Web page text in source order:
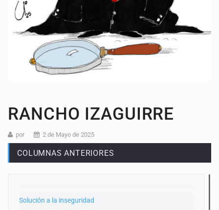
RANCHO IZAGUIRRE
por 2 de Mayo de 2025
COLUMNAS ANTERIORES
Solución a la inseguridad